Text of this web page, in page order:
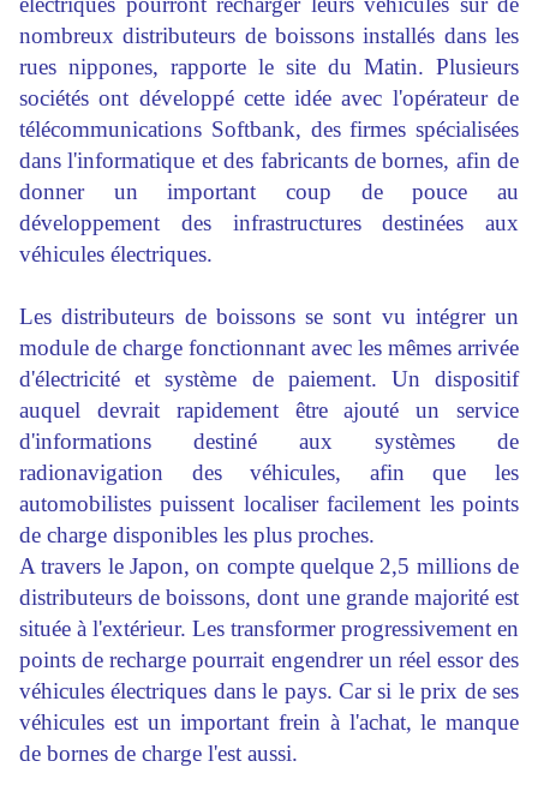
nombreux distributeurs de boissons installés dans les
rues nippones, rapporte le site du Matin. Plusieurs
sociétés ont développé cette idée avec l'opérateur de
télécommunications Softbank, des firmes spécialisées
dans l'informatique et des fabricants de bornes, afin de
donner un important coup de pouce au
développement des infrastructures destinées aux
véhicules électriques.
Les distributeurs de boissons se sont vu intégrer un
module de charge fonctionnant avec les mêmes arrivée
d'électricité et système de paiement. Un dispositif
auquel devrait rapidement être ajouté un service
d'informations destiné aux systèmes de
radionavigation des véhicules, afin que les
automobilistes puissent localiser facilement les points
de charge disponibles les plus proches.
A travers le Japon, on compte quelque 2,5 millions de
distributeurs de boissons, dont une grande majorité est
située à l'extérieur. Les transformer progressivement en
points de recharge pourrait engendrer un réel essor des
véhicules électriques dans le pays. Car si le prix de ses
véhicules est un important frein à l'achat, le manque
de bornes de charge l'est aussi.